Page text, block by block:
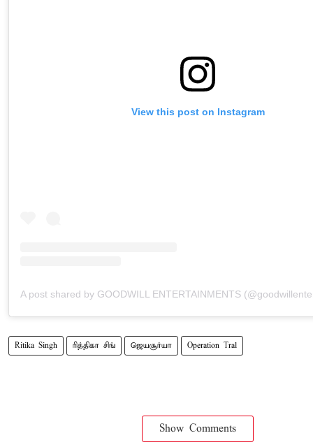
View this post on Instagram
Ritika Singh ரித்திகா சிங் ஜெயசூர்யா Operation Tral
Show Comments